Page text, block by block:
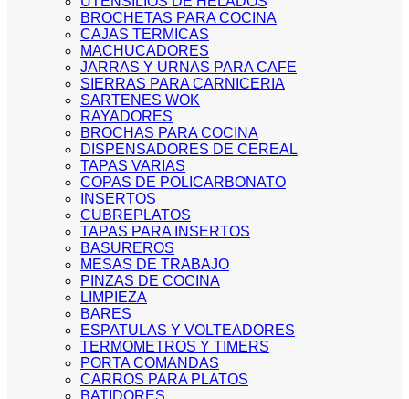
BROCHETAS PARA COCINA
CAJAS TERMICAS
MACHUCADORES
JARRAS Y URNAS PARA CAFE
SIERRAS PARA CARNICERIA
SARTENES WOK
RAYADORES
BROCHAS PARA COCINA
DISPENSADORES DE CEREAL
TAPAS VARIAS
COPAS DE POLICARBONATO
INSERTOS
CUBREPLATOS
TAPAS PARA INSERTOS
BASUREROS
MESAS DE TRABAJO
PINZAS DE COCINA
LIMPIEZA
BARES
ESPATULAS Y VOLTEADORES
TERMOMETROS Y TIMERS
PORTA COMANDAS
CARROS PARA PLATOS
BATIDORES